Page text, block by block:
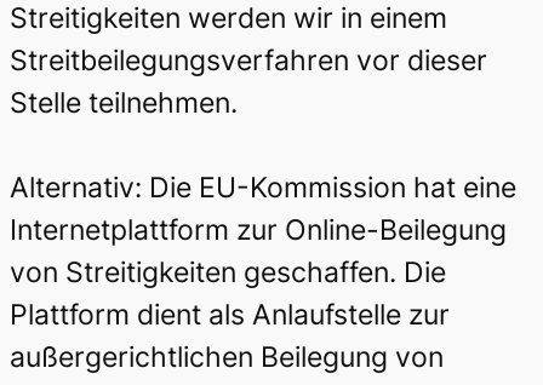
Streitigkeiten werden wir in einem
Streitbeilegungsverfahren vor dieser
Stelle teilnehmen.
Alternativ: Die EU-Kommission hat eine
Internetplattform zur Online-Beilegung
von Streitigkeiten geschaffen. Die
Plattform dient als Anlaufstelle zur
außergerichtlichen Beilegung von